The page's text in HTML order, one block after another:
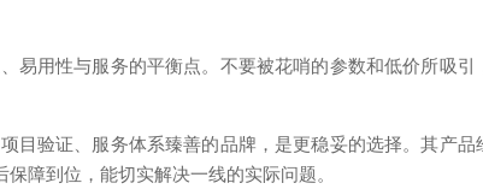
易用性与服务的平衡点。不要被花哨的参数和低价所吸引
目验证、服务体系臻善的品牌，是更稳妥的选择。其产品
障到位，能切实解决一线的实际问题。